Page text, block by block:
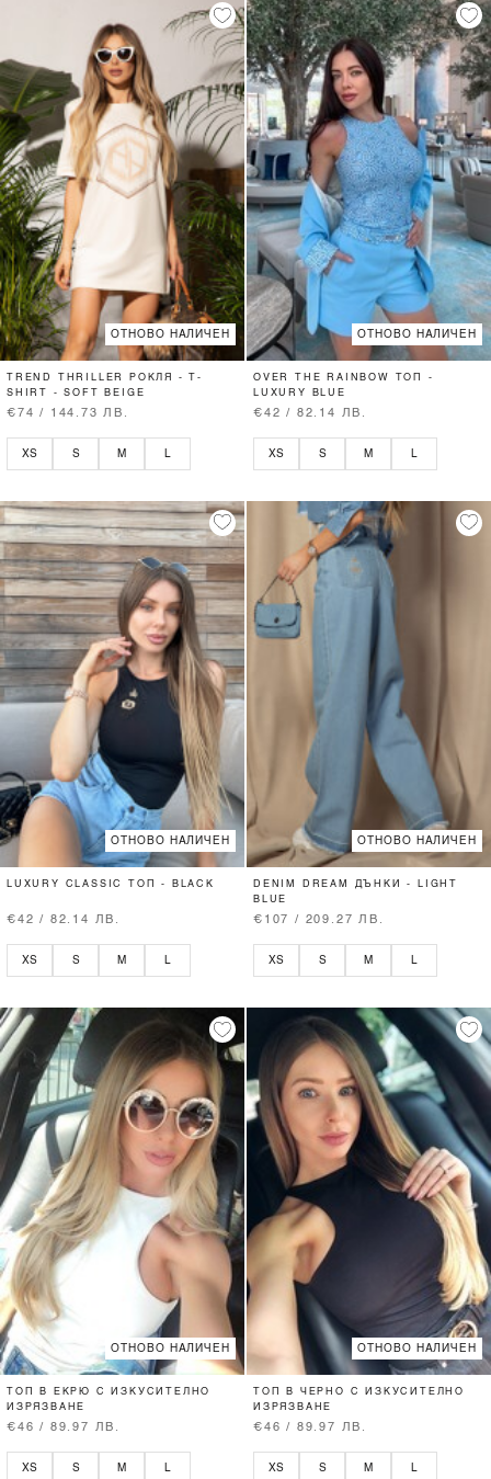
ОТНОВО НАЛИЧЕН
TREND THRILLER РОКЛЯ - T-
SHIRT - SOFT BEIGE
€74 / 144.73 ЛВ.
XS S M
ОТНОВО НАЛИЧЕН
OVER THE RAINBOW ТОП -
LUXURY BLUE
€42 / 82.14 ЛВ.
XS S M
ОТНОВО НАЛИЧЕН
LUXURY CLASSIC ТОП - BLACK
€42 / 82.14 ЛВ.
XS S M L
ОТНОВО НАЛИЧЕН
DENIM DREAM ДЪНКИ - LIGHT
BLUE
€107 / 209.27 ЛВ.
XS S M L
ОТНОВО НАЛИЧЕН
ТОП В ЕКРЮ С ИЗКУСИТЕЛНО
ИЗРЯЗВАНЕ
€46 / 89.97 ЛВ.
XS S M
ОТНОВО НАЛИЧЕН
ТОП В ЧЕРНО С ИЗКУСИТЕЛНО
ИЗРЯЗВАНЕ
€46 / 89.97 ЛВ.
XS S M